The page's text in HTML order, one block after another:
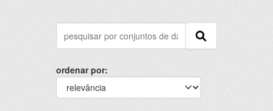
ordenar por